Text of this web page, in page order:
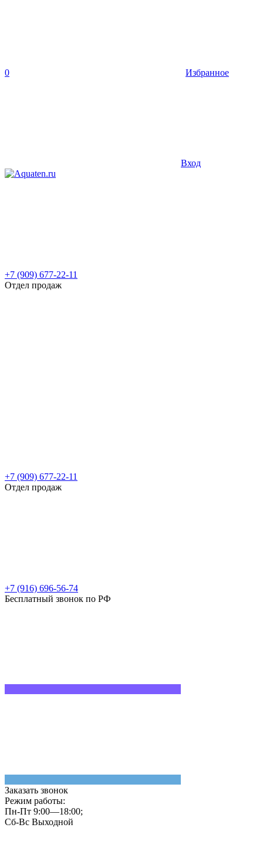
0 Избранное
Вход
+7 (909) 677-22-11
Отдел продаж
+7 (909) 677-22-11
Отдел продаж
+7 (916) 696-56-74
Бесплатный звонок по РФ
Заказать звонок
Режим работы:
Пн-Пт 9:00—18:00;
Сб-Вс Выходной